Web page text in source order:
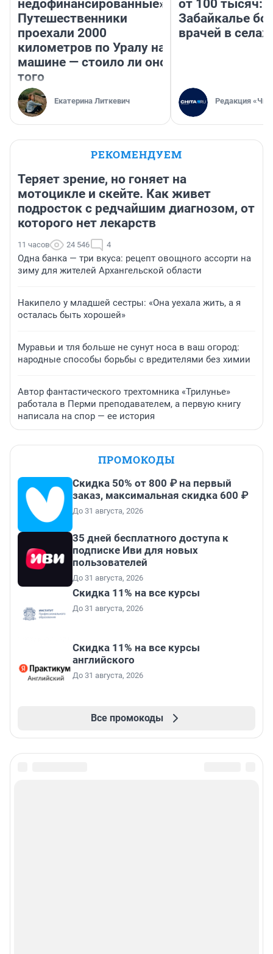
недофинансированные».
Путешественники
проехали 2000
километров по Уралу на
машине — стоило ли оно
того
Екатерина Литкевич
от 100 тысяч:
Забайкалье
врачей в селах
Редакция
РЕКОМЕНДУЕМ
Теряет зрение, но гоняет на
мотоцикле и скейте. Как живет
подросток с редчайшим диагнозом, от
которого нет лекарств
11 часов 24 546 4
Одна банка — три вкуса: рецепт овощного ассорти на
зиму для жителей Архангельской области
Накипело у младшей сестры: «Она уехала жить, а я
осталась быть хорошей»
Муравьи и тля больше не сунут носа в ваш огород:
народные способы борьбы с вредителями без химии
Автор фантастического трехтомника «Трилунье»
работала в Перми преподавателем, а первую книгу
написала на спор — ее история
ПРОМОКОДЫ
Скидка 50% от 800 ₽ на первый
заказ, максимальная скидка 600 ₽
До 31 августа, 2026
35 дней бесплатного доступа к
подписке Иви для новых
пользователей
До 31 августа, 2026
Скидка 11% на все курсы
До 31 августа, 2026
Скидка 11% на все курсы
английского
До 31 августа, 2026
Все промокоды